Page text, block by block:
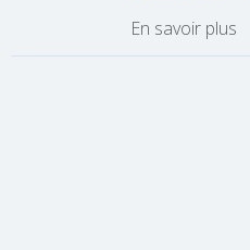
En savoir plus